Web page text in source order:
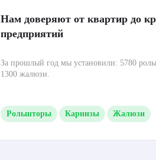
Нам доверяют от квартир до
предприятий
За прошлый год мы установили: 5780
1300 жалюзи.
Рольшторы Карнизы Жалюзи